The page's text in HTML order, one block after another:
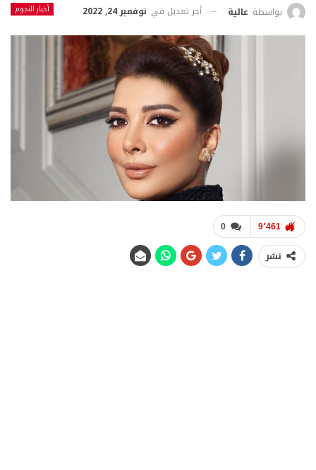
أخبار النجوم بواسطة عالية أخر تعديل في نوفمبر 24, 2022
0 9٬461
نشر